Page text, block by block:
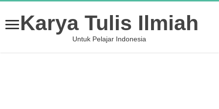
Karya Tulis Ilmiah
Untuk Pelajar Indonesia